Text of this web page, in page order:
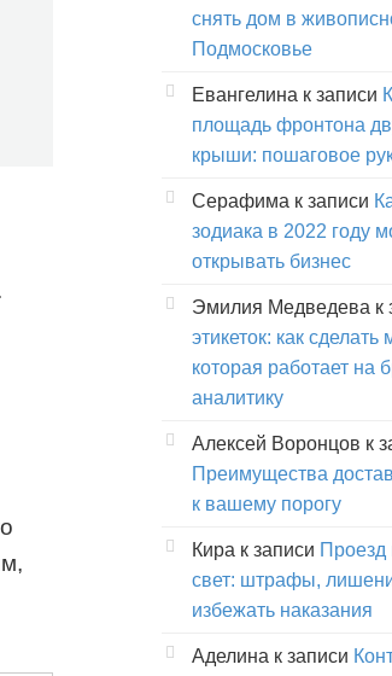
снять дом в
Подмосковье
Евангелина к записи
площадь фронтона
крыши: пошаговое
Серафима к записи
зодиака в 2022 году
открывать бизнес
Эмилия Медведева к
этикеток: как сделать
которая работает на
аналитику
Алексей Воронцов к
Преимущества
к вашему порогу
Кира к записи Проезд
свет: штрафы,
избежать наказания
Аделина к записи